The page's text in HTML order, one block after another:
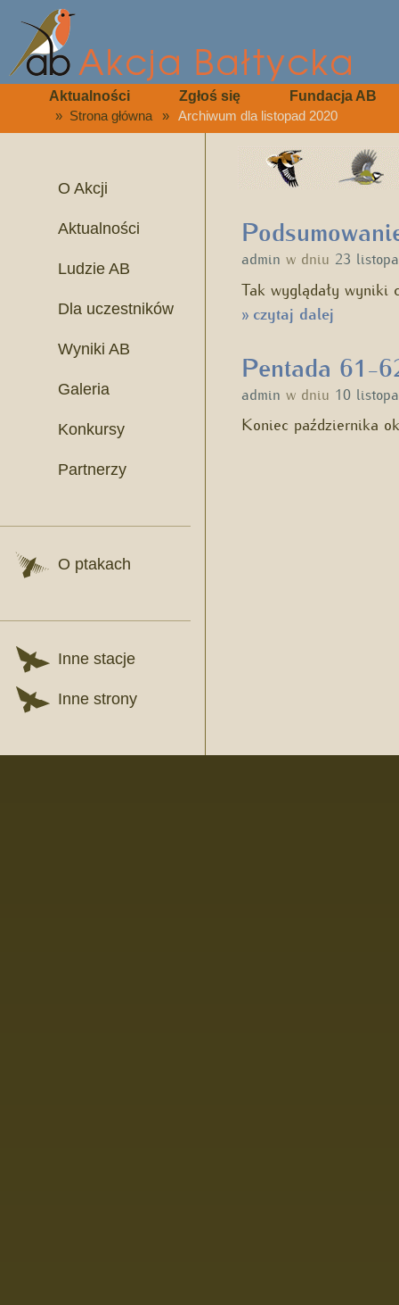
Aktualności Zgłoś się Fundacja AB
» Strona główna » Archiwum dla listopad 2020
O Akcji
Aktualności
Ludzie AB
Dla uczestników
Wyniki AB
Galeria
Konkursy
Partnerzy
O ptakach
Inne stacje
Inne strony
admin w dniu 23
Tak wyglądały wyniki
»czytaj dalej
Pentada 61-
admin w dniu 10
Koniec października